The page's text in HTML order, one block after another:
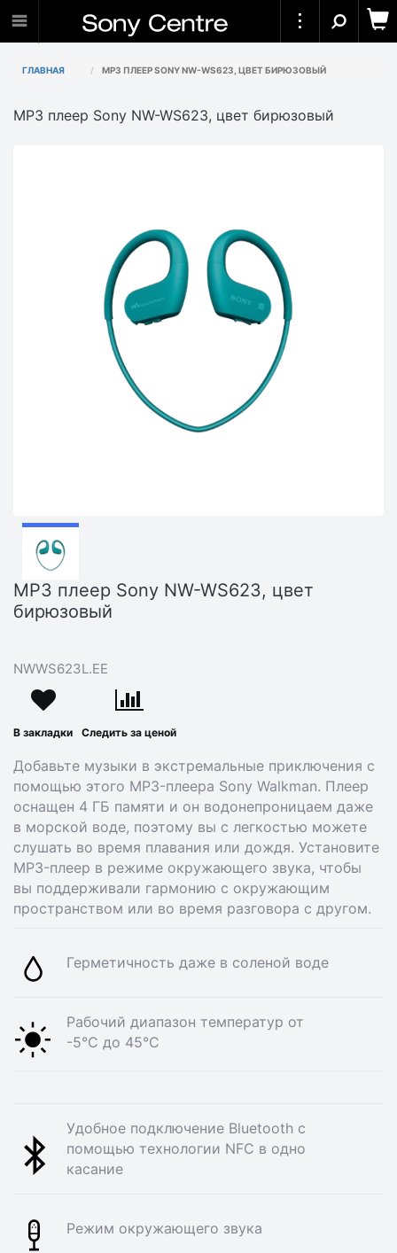
ГЛАВНАЯ MP3 ПЛЕЕР SONY NW-WS623, ЦВЕТ БИРЮЗОВЫЙ
MP3 плеер Sony NW-WS623, цвет бирюзовый
MP3 плеер Sony NW-WS623, цвет
бирюзовый
NWWS623L.EE
В закладки Следить за ценой
Добавьте музыки в экстремальные приключения с
помощью этого MP3-плеера Sony Walkman. Плеер
оснащен 4 ГБ памяти и он водонепроницаем даже
в морской воде, поэтому вы с легкостью можете
слушать во время плавания или дождя. Установите
MP3-плеер в режиме окружающего звука, чтобы
вы поддерживали гармонию с окружающим
пространством или во время разговора с другом.
Герметичность даже в соленой воде
Рабочий диапазон температур от
-5°C до 45°C
Удобное подключение Bluetooth с
помощью технологии NFC в одно
касание
Режим окружающего звука